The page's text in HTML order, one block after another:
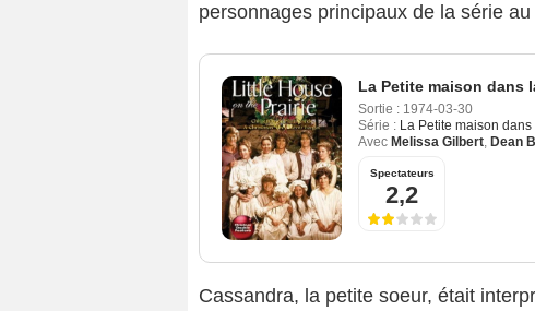
personnages principaux de la série
La Petite maison dans
Sortie : 1974-03-30
Série : La Petite maison
Avec Melissa Gilbert, Dean
Spectateurs
2,2
Cassandra, la petite soeur, était